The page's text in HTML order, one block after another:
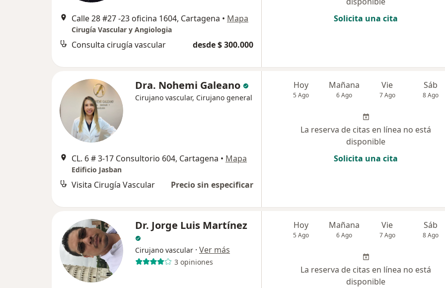
Calle 28 #27 -23 oficina 1604, Cartagena • Mapa
Cirugía Vascular y Angiologia
Consulta cirugía vascular desde $ 300.000
Solicita una cita
Dra. Nohemi Galeano
Cirujano vascular, Cirujano general
CL. 6 # 3-17 Consultorio 604, Cartagena • Mapa
Edificio Jasban
Visita Cirugía Vascular Precio sin especificar
Hoy
5 Ago
Mañana
6 Ago
Vie
7 Ago
Sáb
8 Ago
La reserva de citas en línea no está
disponible
Solicita una cita
Dr. Jorge Luis Martínez
Cirujano vascular · Ver más
3 opiniones
Hoy
5 Ago
Mañana
6 Ago
Vie
7 Ago
Sáb
8 Ago
La reserva de citas en línea no está
disponible